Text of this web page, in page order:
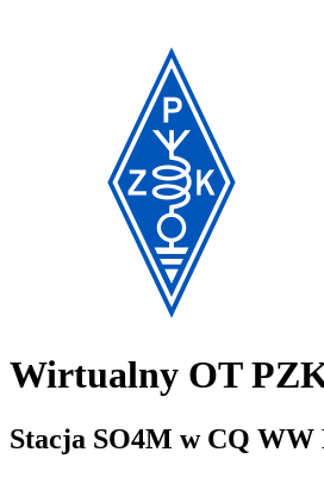
Wirtualny OT
Stacja SO4M w CQ WW